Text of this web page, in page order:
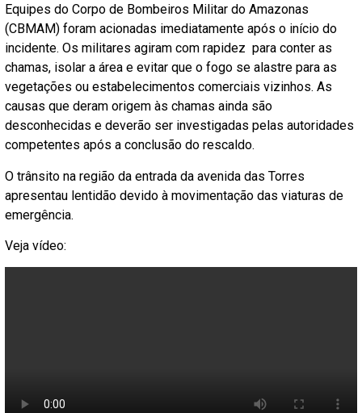
Equipes do Corpo de Bombeiros Militar do Amazonas
(CBMAM) foram acionadas imediatamente após o início do
incidente. Os militares agiram com rapidez para conter as
chamas, isolar a área e evitar que o fogo se alastre para as
vegetações ou estabelecimentos comerciais vizinhos. As
causas que deram origem às chamas ainda são
desconhecidas e deverão ser investigadas pelas autoridades
competentes após a conclusão do rescaldo.
O trânsito na região da entrada da avenida das Torres
apresentau lentidão devido à movimentação das viaturas de
emergência.
Veja vídeo: